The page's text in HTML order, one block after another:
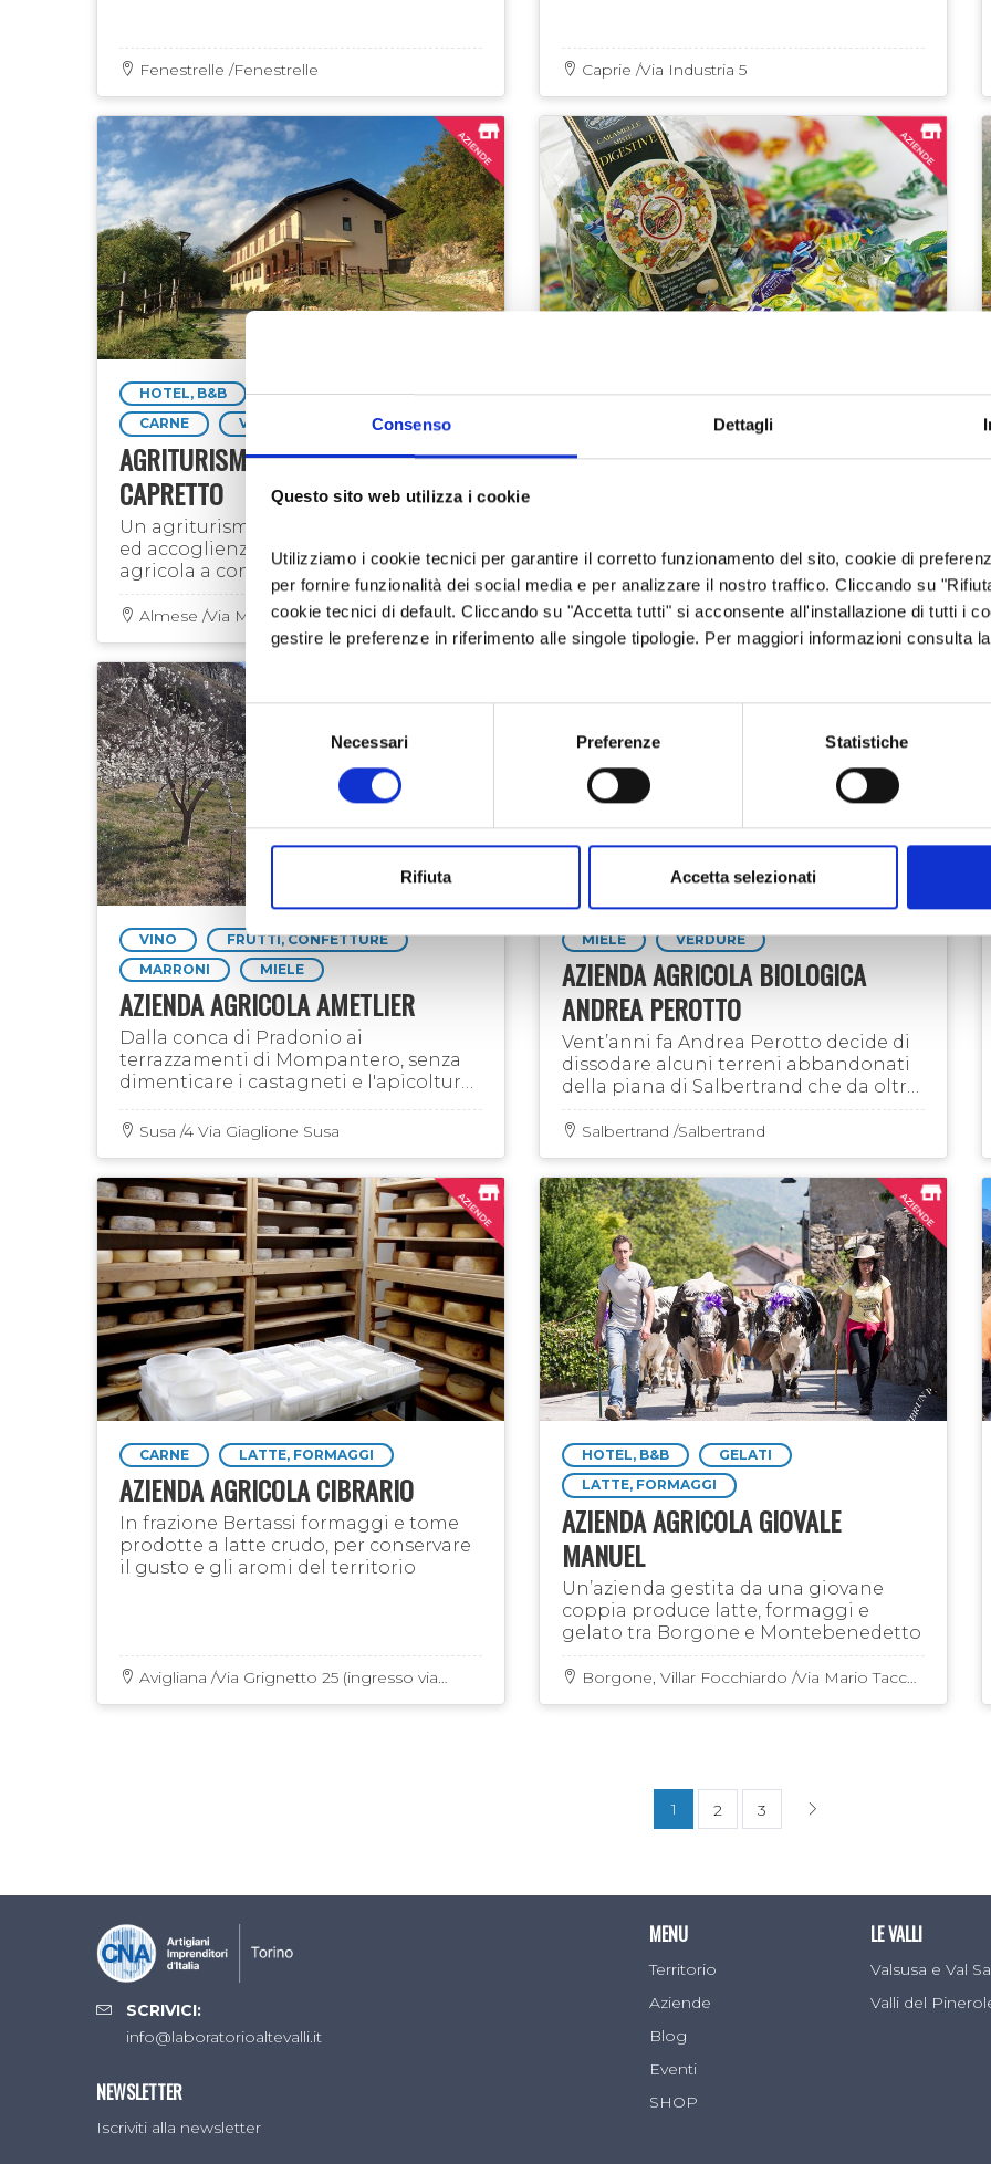
Consenso Dettagli
Questo sito web utilizza i cookie
Utilizziamo i cookie tecnici per garantire il corretto funzionamento del sito, cookie di
per fornire funzionalità dei social media e per analizzare il nostro traffico. Cliccando su
cookie tecnici di default. Cliccando su "Accetta tutti" si acconsente all'installazione di tutti i
gestire le preferenze in riferimento alle singole tipologie. Per maggiori informazioni consulta
Selezione
consenso
Necessari Preferenze Statistiche
Rifiuta Accetta selezionati
Ogni famiglia di agricoltori possedeva un frutteto, anche in coltura promiscua, un campo di
per gli insaccati. Queste produzioni sono sempre state lontane dall'intensificazione e dallo
erano legate in origine ad un’economia di autoconsumo o di vendita nei mercati locali.
Oggi l’attenzione verso questa tipologia di prodotti, valorizzati e riconosciuti attraverso
commerciale anche al di fuori del territorio valsusino.
Fenestrelle /Fenestrelle Caprie /Via Industria 5
HOTEL, B&B
RISTORAZIONE
CARNE
VERDURE
AGRITURISMO SUL MONTE
CAPRETTO
Un agriturismo con ristorazione
ed accoglienza di qualità, un'azienda
agricola a conduzione familiare che
coltiva la frutta e la verdura, da
cui ricava conserve e prodotti tipici
Almese /Via Muande 12
LIQUORI
PASTICCERIA
FRUTTI, CONFETTURE
ALBERGIAN
Bardonecchia, Giaveno, Sestriere, Pinerolo,
Pragelato /85 Corso Torino Pinerolo
VINO
FRUTTI, CONFETTURE
MARRONI
MIELE
AZIENDA AGRICOLA AMETLIER
Dalla conca di Pradonio ai
terrazzamenti di Mompantero, senza
dimenticare i castagneti e l'apicoltura
nomade di montagna: frutti della terra
e del territorio, orgogliosamente
Susa /4 Via Giaglione Susa
MIELE VERDURE
AZIENDA AGRICOLA BIOLOGICA
ANDREA PEROTTO
Vent’anni fa Andrea Perotto decide di
dissodare alcuni terreni abbandonati
della piana di Salbertrand che da oltre
cinquant'anni non venivano lavorati e
da allora non si è più fermato...
Salbertrand /Salbertrand
CARNE LATTE, FORMAGGI
AZIENDA AGRICOLA CIBRARIO
In frazione Bertassi formaggi e tome
prodotte a latte crudo, per conservare
il gusto e gli aromi del territorio
Avigliana /Via Grignetto 25 (ingresso via
HOTEL, B&B
GELATI
LATTE, FORMAGGI
AZIENDA AGRICOLA GIOVALE
MANUEL
Un’azienda gestita da una giovane
coppia produce latte, formaggi e
gelato tra Borgone e Montebenedetto
Borgone, Villar Focchiardo /Via Mario Tacca
1 2 3
SCRIVICI:
info@laboratorioaltevalli.it
NEWSLETTER
Iscriviti alla newsletter
MENU
Territorio
Aziende
Blog
Eventi
SHOP
LE VALLI
Valsusa e Val
Valli del